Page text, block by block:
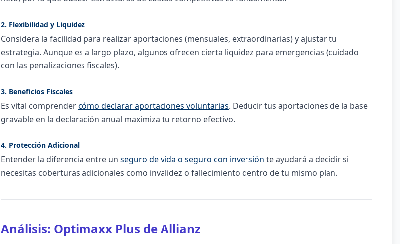
2. Flexibilidad y Liquidez
Considera la facilidad para realizar aportaciones (mensuales, extraordinarias) y ajustar tu
estrategia. Aunque es a largo plazo, algunos ofrecen cierta liquidez para emergencias (cuidado
con las penalizaciones fiscales).
3. Beneficios Fiscales
Es vital comprendercómo declarar aportaciones voluntarias. Deducir tus aportaciones de la base
gravable en la declaración anual maximiza tu retorno efectivo.
4. Protección Adicional
Entender la diferencia entre un seguro de vida o seguro con inversión te ayudará a decidir si
necesitas coberturas adicionales como invalidez o fallecimiento dentro de tu mismo plan.
Análisis: Optimaxx Plus de Allianz